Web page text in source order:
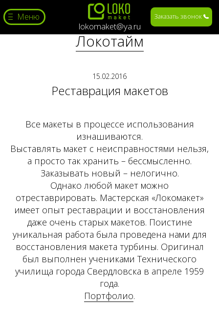
Меню Заказать звонок
lokomaket@ya.ru
Локотайм
15.02.2016
Реставрация макетов
Все макеты в процессе использования
изнашиваются.
Выставлять макет с неисправностями нельзя,
а просто так хранить – бессмысленно.
Заказывать новый – нелогично.
Однако любой макет можно
отреставрировать. Мастерская «Локомакет»
имеет опыт реставрации и восстановления
даже очень старых макетов. Поистине
уникальная работа была проведена нами для
восстановления макета турбины. Оригинал
был выполнен учениками Технического
училища города Свердловска в апреле 1959
года.
Портфолио.